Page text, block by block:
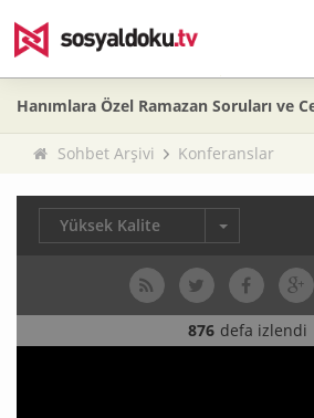
Hanımlara Özel Ramazan Soruları ve
Sohbet Arşivi Konferanslar
Yüksek Kalite
876 defa izlendi